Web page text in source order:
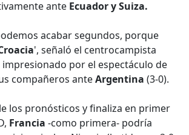
ante Ecuador y Suiza.
acabar segundos, porque
', señaló el centrocampista
impresionado por el espectáculo de
compañeros anteArgentina (3-0).
los pronósticos y finaliza en primer
Francia -como primera- podría